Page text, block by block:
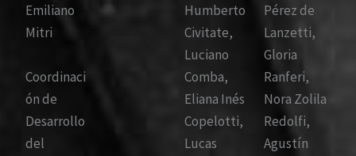
Emiliano
Mitri
Coordinaci
ón de
Desarrollo
del
Humberto
Civitate,
Luciano
Comba,
Eliana Inés
Copelotti,
Lucas
Pérez de
Lanzetti,
Gloria
Ranferi,
Nora Zolila
Redolfi,
Agustín